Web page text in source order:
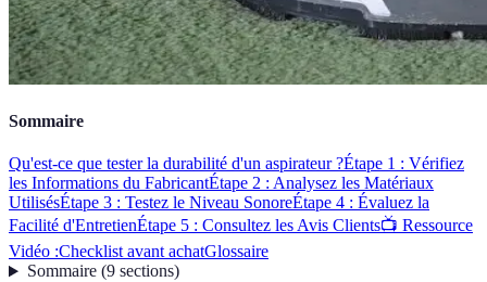
Sommaire
Qu'est-ce que tester la durabilité d'un aspirateur ?Étape 1 : Vérifiez
les Informations du FabricantÉtape 2 : Analysez les Matériaux
UtilisésÉtape 3 : Testez le Niveau SonoreÉtape 4 : Évaluez la
Facilité d'EntretienÉtape 5 : Consultez les Avis Clients📺 Ressource
Vidéo :Checklist avant achatGlossaire
Sommaire(9 sections)